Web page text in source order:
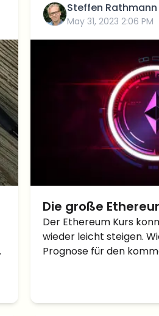
Steffen Rathmann
May 31, 2023 2:06 PM
Die große
den Juni –
oder Bullrun auf
Der Ethereum Kurs
wieder leicht steigen.
Prognose für den